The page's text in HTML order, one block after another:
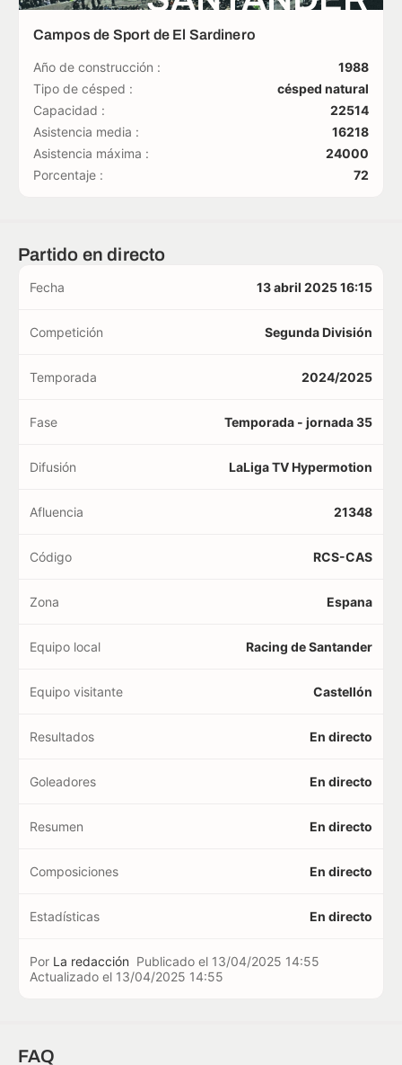
Campos de Sport de El Sardinero
Año de construcción :
1988
Tipo de césped :
césped natural
Capacidad :
22514
Asistencia media :
16218
Asistencia máxima :
24000
Porcentaje :
72
Partido en directo
Fecha 13 abril 2025 16:15
Competición Segunda División
Temporada 2024/2025
Fase Temporada - jornada 35
Difusión LaLiga TV Hypermotion
Afluencia 21348
Código RCS-CAS
Zona Espana
Equipo local Racing de Santander
Equipo visitante Castellón
Resultados En directo
Goleadores En directo
Resumen En directo
Composiciones En directo
Estadísticas En directo
Por La redacción Publicado el 13/04/2025 14:55
Actualizado el 13/04/2025 14:55
FAQ